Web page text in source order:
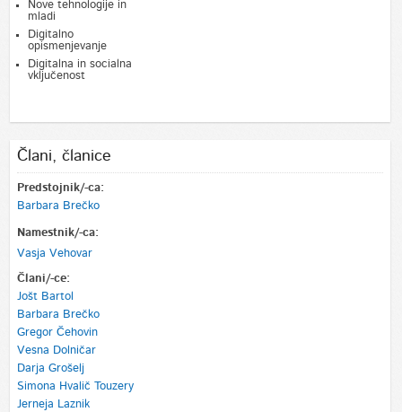
Nove tehnologije in
mladi
Digitalno
opismenjevanje
Digitalna in socialna
vključenost
Člani, članice
Predstojnik/-ca:
Barbara Brečko
Namestnik/-ca:
Vasja Vehovar
Člani/-ce:
Jošt Bartol
Barbara Brečko
Gregor Čehovin
Vesna Dolničar
Darja Grošelj
Simona Hvalič Touzery
Jerneja Laznik